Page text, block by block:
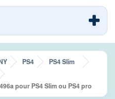
PS4
PS4 Slim
pour PS4 Slim ou PS4 pro